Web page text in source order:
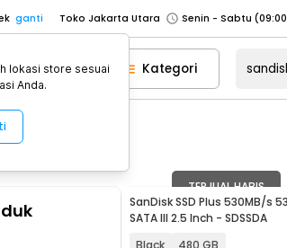
ganti
Toko Jakarta Utara
Toko Tangerang
Toko Cikupa
Pick n Go Jakarta Barat
Senin - Jumat
Toko Jakarta Pusat
Senin - Sabtu
Toko Jakarta Barat
Senin - Sabtu
Kategori
TERJUAL HABIS
SanDisk SSD Plus 530MB/s
SATA III 2.5 Inch - SDSSDA
Black
480 GB
lokasi store sesuai
Anda.